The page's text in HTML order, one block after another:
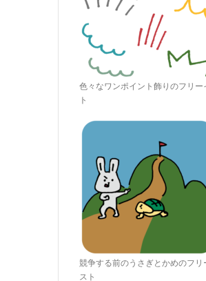
色々なワンポイント飾りのフリー
ト
競争する前のうさぎとかめのフリ
スト